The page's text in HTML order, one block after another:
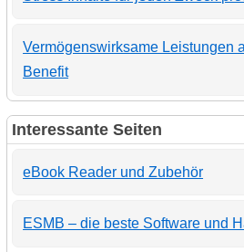
Vermögenswirksame Leistungen
Benefit
Interessante Seiten
eBook Reader und Zubehör
ESMB – die beste Software und